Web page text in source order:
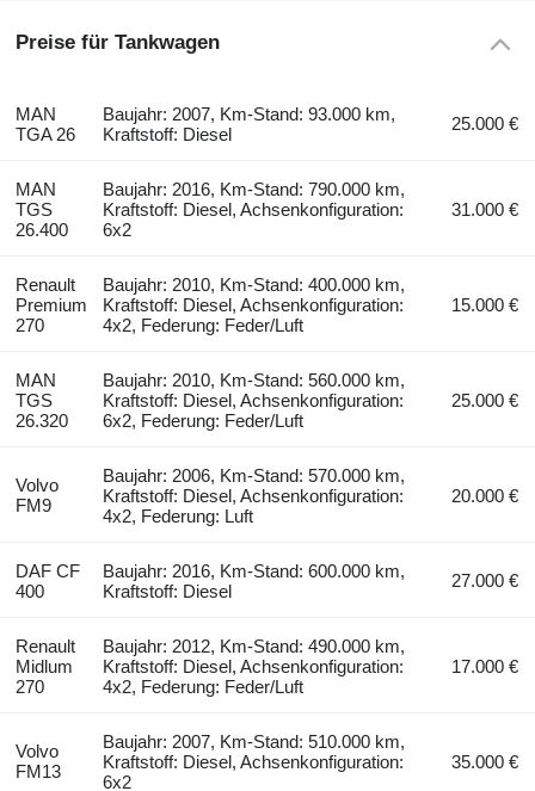
Preise für Tankwagen
MAN
TGA 26
Baujahr: 2007, Km-Stand: 93.000 km,
Kraftstoff: Diesel
25.000 €
MAN
TGS
26.400
Baujahr: 2016, Km-Stand: 790.000 km,
Kraftstoff: Diesel, Achsenkonfiguration:
6x2
31.000 €
Renault
Premium
270
Baujahr: 2010, Km-Stand: 400.000 km,
Kraftstoff: Diesel, Achsenkonfiguration:
4x2, Federung: Feder/Luft
15.000 €
MAN
TGS
26.320
Baujahr: 2010, Km-Stand: 560.000 km,
Kraftstoff: Diesel, Achsenkonfiguration:
6x2, Federung: Feder/Luft
25.000 €
Volvo
FM9
Baujahr: 2006, Km-Stand: 570.000 km,
Kraftstoff: Diesel, Achsenkonfiguration:
4x2, Federung: Luft
20.000 €
DAF CF
400
Baujahr: 2016, Km-Stand: 600.000 km,
Kraftstoff: Diesel
27.000 €
Renault
Midlum
270
Baujahr: 2012, Km-Stand: 490.000 km,
Kraftstoff: Diesel, Achsenkonfiguration:
4x2, Federung: Feder/Luft
17.000 €
Volvo
FM13
Baujahr: 2007, Km-Stand: 510.000 km,
Kraftstoff: Diesel, Achsenkonfiguration:
6x2
35.000 €